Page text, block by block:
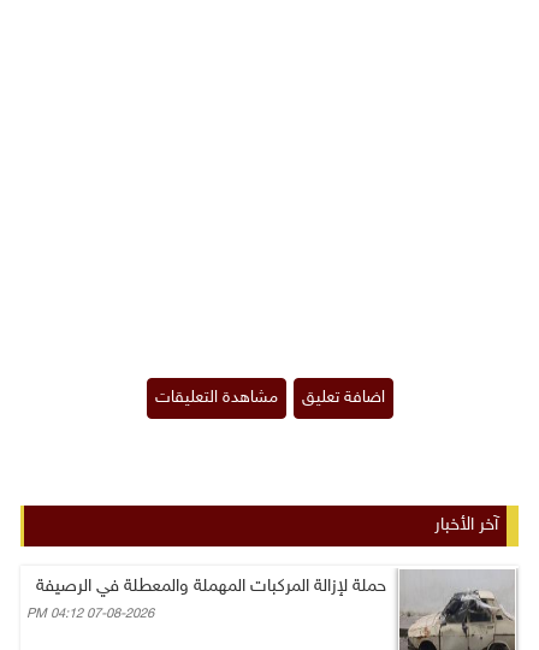
آخر الأخبار
حملة لإزالة المركبات المهملة والمعطلة في الرصيفة
07-08-2026 04:12 PM